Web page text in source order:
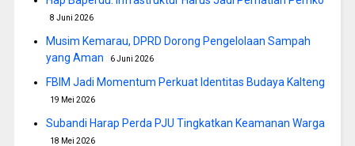
8 Juni 2026
Musim Kemarau, DPRD Dorong Pengelolaan Sampah
yang Aman
6 Juni 2026
FBIM Jadi Momentum Perkuat Identitas Budaya Kalteng
19 Mei 2026
Subandi Harap Perda PJU Tingkatkan Keamanan Warga
18 Mei 2026